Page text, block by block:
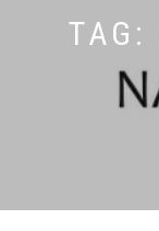
TAG: